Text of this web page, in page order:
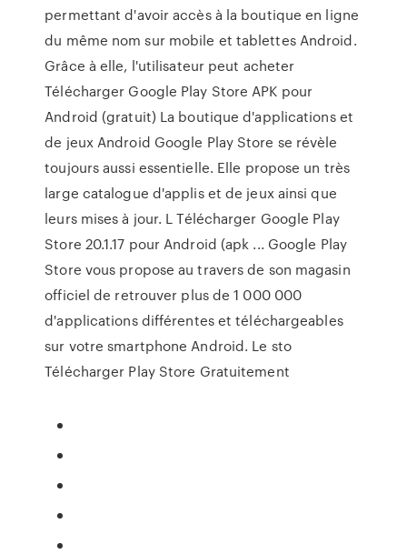
permettant d'avoir accès à la boutique en ligne
du même nom sur mobile et tablettes Android.
Grâce à elle, l'utilisateur peut acheter
Télécharger Google Play Store APK pour
Android (gratuit) La boutique d'applications et
de jeux Android Google Play Store se révèle
toujours aussi essentielle. Elle propose un très
large catalogue d'applis et de jeux ainsi que
leurs mises à jour. L Télécharger Google Play
Store 20.1.17 pour Android (apk ... Google Play
Store vous propose au travers de son magasin
officiel de retrouver plus de 1 000 000
d'applications différentes et téléchargeables
sur votre smartphone Android. Le sto
Télécharger Play Store Gratuitement